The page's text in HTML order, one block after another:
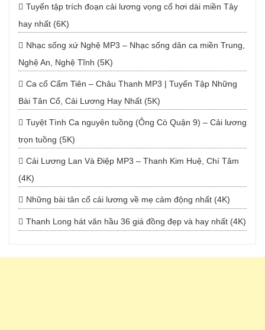
Tuyển tập trích đoạn cải lương vọng cổ hơi dài miền Tây
hay nhất (6K)
Nhạc sống xứ Nghệ MP3 – Nhạc sống dân ca miền Trung,
Nghệ An, Nghệ Tĩnh (5K)
Ca cổ Cẩm Tiên – Châu Thanh MP3 | Tuyển Tập Những
Bài Tân Cổ, Cải Lương Hay Nhất (5K)
Tuyệt Tình Ca nguyên tuồng (Ông Cò Quận 9) – Cải lương
trọn tuồng (5K)
Cải Lương Lan Và Điệp MP3 – Thanh Kim Huệ, Chí Tâm
(4K)
Những bài tân cổ cải lương về mẹ cảm động nhất (4K)
Thanh Long hát văn hầu 36 giá đồng đẹp và hay nhất (4K)